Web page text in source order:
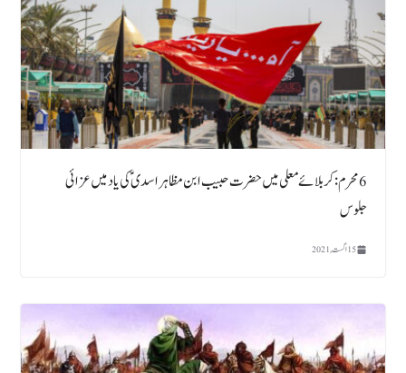
6 محرم : کربلائے معلی میں حضرت حبیب ابن مظاہر اسدی ؑ کی یاد میں عزائی
جلوس
15 اگست, 2021